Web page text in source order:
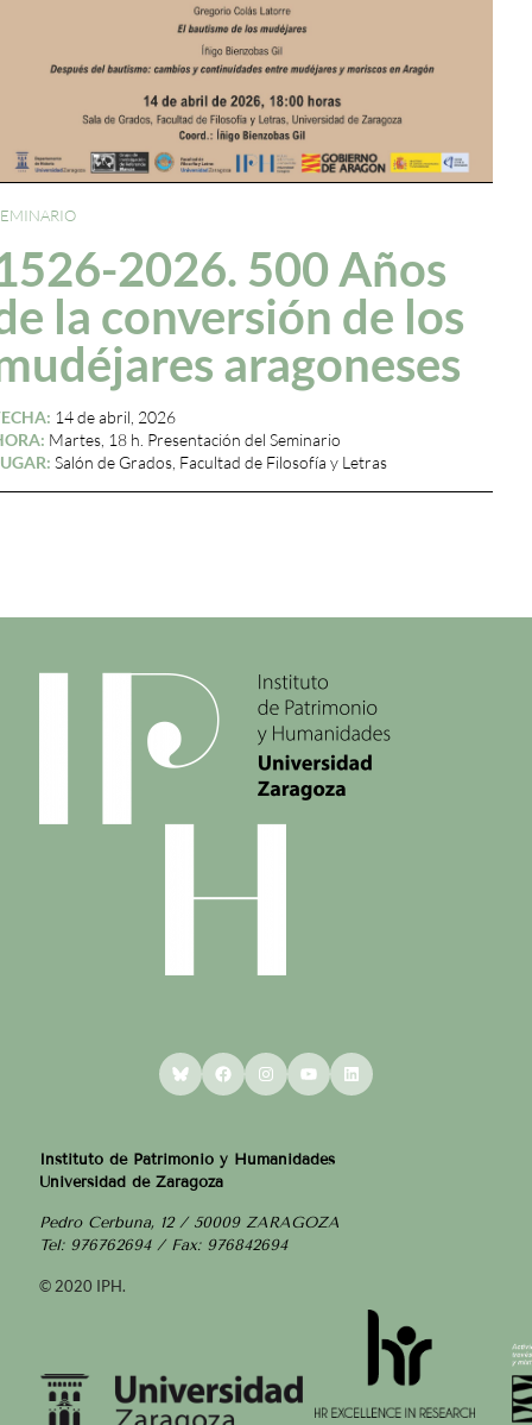
2026. 500 Años
la conversión de los
aragoneses
14 de abril, 2026
Martes, 18 h. Presentación del Seminario
Salón de Grados, Facultad de Filosofía y Letras
BlueskyFacebookInstagram
YouTubeLinkedIn
Instituto de Patrimonio y Humanidades
Universidad de Zaragoza
Pedro Cerbuna, 12 / 50009 ZARAGOZA
Tel: 976762694 / Fax: 976842694
© 2020 IPH.